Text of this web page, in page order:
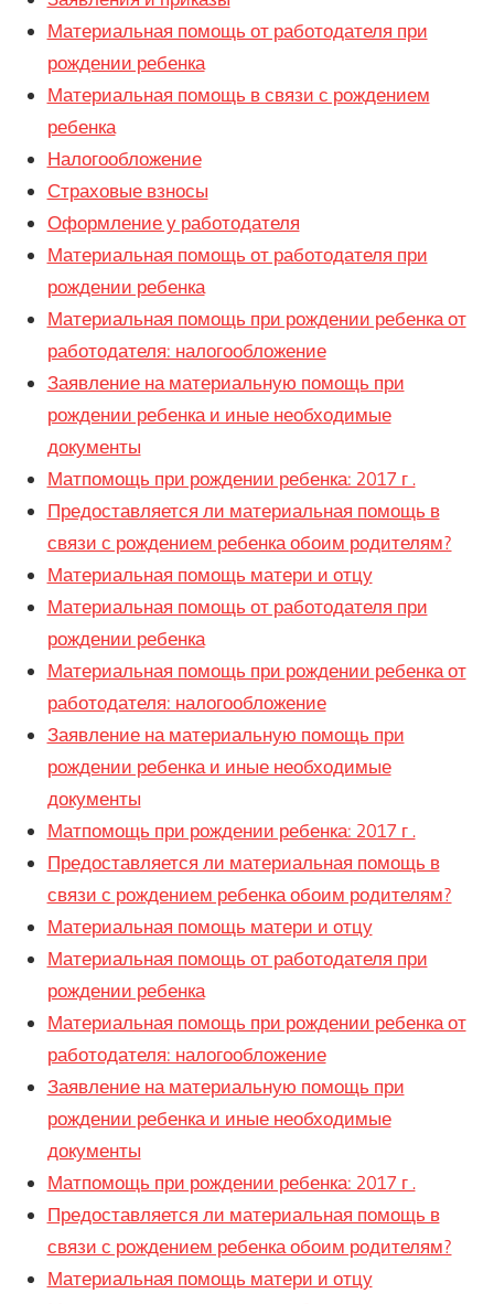
Материальная помощь от работодателя при
рождении ребенка
Материальная помощь в связи с рождением
ребенка
Налогообложение
Страховые взносы
Оформление у работодателя
Материальная помощь от работодателя при
рождении ребенка
Материальная помощь при рождении ребенка от
работодателя: налогообложение
Заявление на материальную помощь при
рождении ребенка и иные необходимые
документы
Матпомощь при рождении ребенка: 2017 г .
Предоставляется ли материальная помощь в
связи с рождением ребенка обоим родителям?
Материальная помощь матери и отцу
Материальная помощь от работодателя при
рождении ребенка
Материальная помощь при рождении ребенка от
работодателя: налогообложение
Заявление на материальную помощь при
рождении ребенка и иные необходимые
документы
Матпомощь при рождении ребенка: 2017 г .
Предоставляется ли материальная помощь в
связи с рождением ребенка обоим родителям?
Материальная помощь матери и отцу
Материальная помощь от работодателя при
рождении ребенка
Материальная помощь при рождении ребенка от
работодателя: налогообложение
Заявление на материальную помощь при
рождении ребенка и иные необходимые
документы
Матпомощь при рождении ребенка: 2017 г .
Предоставляется ли материальная помощь в
связи с рождением ребенка обоим родителям?
Материальная помощь матери и отцу